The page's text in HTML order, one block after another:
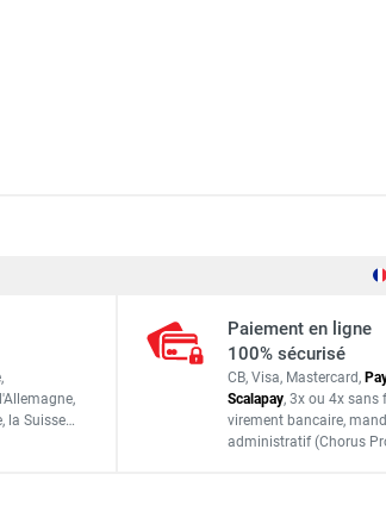
mm
l'Allemagne,
la Suisse…
Paiement en ligne
100% sécurisé
CB, Visa, Mastercard,
Scalapay, 3x ou 4x sans
virement bancaire,
administratif (Chorus